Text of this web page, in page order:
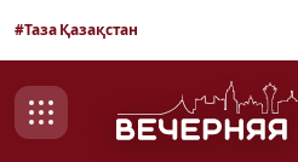
#Таза Қазақстан